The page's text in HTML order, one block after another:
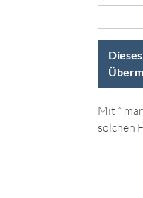
Mit *
solchen